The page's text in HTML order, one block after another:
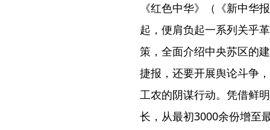
《红色中华》（《新中华
起，便肩负起一系列关乎
策，全面介绍中央苏区的
捷报，还要开展舆论斗争
工农的阴谋行动。凭借鲜
长，从最初3000余份增至